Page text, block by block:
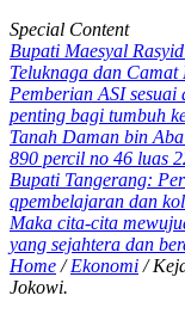
Special Content
Bupati Maesyal
Teluknaga dan
Pemberian ASI
penting bagi tumbuh
Tanah Daman bin
890 percil no 46 luas
Bupati Tangerang:
qpembelajaran dan
Maka cita-cita
yang sejahtera dan
Home /Ekonomi /
Jokowi.